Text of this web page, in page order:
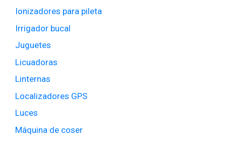
Ionizadores para pileta
Irrigador bucal
Juguetes
Licuadoras
Linternas
Localizadores GPS
Luces
Máquina de coser